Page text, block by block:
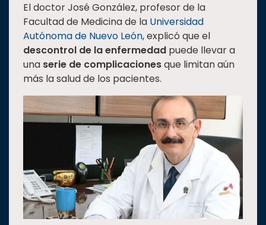
El doctor José González, profesor de la
Facultad de Medicina de la Universidad
Autónoma de Nuevo León, explicó que el
descontrol de la enfermedad puede llevar a
una serie de complicacionesque limitan aún
más la salud de los pacientes.